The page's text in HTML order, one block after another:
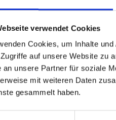
verwendet Cookies
Cookies, um Inhalte
auf unsere Website zu
an unsere Partner für soziale
mit weiteren Daten
gesammelt haben.